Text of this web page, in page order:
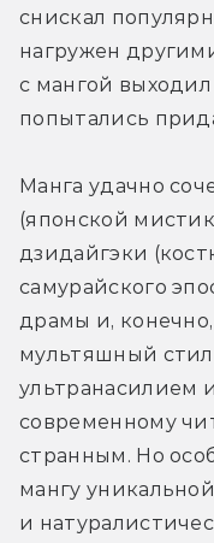
снискал
нагружен
с мангой
попытались
Манга удачно
(японской
дзидайгэки
самурайского
драмы и,
мультяшный
ультранасилием
современному
странным. Но
мангу
и